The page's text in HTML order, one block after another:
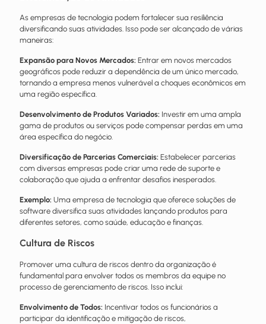
As empresas de tecnologia podem fortalecer sua resiliência
diversificando suas atividades. Isso pode ser alcançado de várias
maneiras:
Expansão para Novos Mercados: Entrar em novos mercados
geográficos pode reduzir a dependência de um único mercado,
tornando a empresa menos vulnerável a choques econômicos em
uma região específica.
Desenvolvimento de Produtos Variados: Investir em uma ampla
gama de produtos ou serviços pode compensar perdas em uma
área específica do negócio.
Diversificação de Parcerias Comerciais: Estabelecer parcerias
com diversas empresas pode criar uma rede de suporte e
colaboração que ajuda a enfrentar desafios inesperados.
Exemplo: Uma empresa de tecnologia que oferece soluções de
software diversifica suas atividades lançando produtos para
diferentes setores, como saúde, educação e finanças.
Cultura de Riscos
Promover uma cultura de riscos dentro da organização é
fundamental para envolver todos os membros da equipe no
processo de gerenciamento de riscos. Isso inclui:
Envolvimento de Todos: Incentivar todos os funcionários a
participar da identificação e mitigação de riscos,